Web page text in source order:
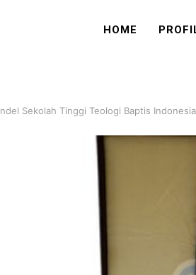
HOME
Sekolah Tinggi Teologi Baptis Indonesia